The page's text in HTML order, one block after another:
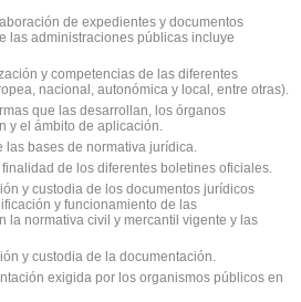
de expedientes y documentos
las administraciones públicas incluye
y competencias de las diferentes
nacional, autonómica y local, entre otras).
que las desarrollan, los órganos
y el ámbito de aplicación.
bases de normativa jurídica.
de los diferentes boletines oficiales.
y custodia de los documentos jurídicos
y funcionamiento de las
la normativa civil y mercantil vigente y las
y custodia de la documentación.
exigida por los organismos públicos en